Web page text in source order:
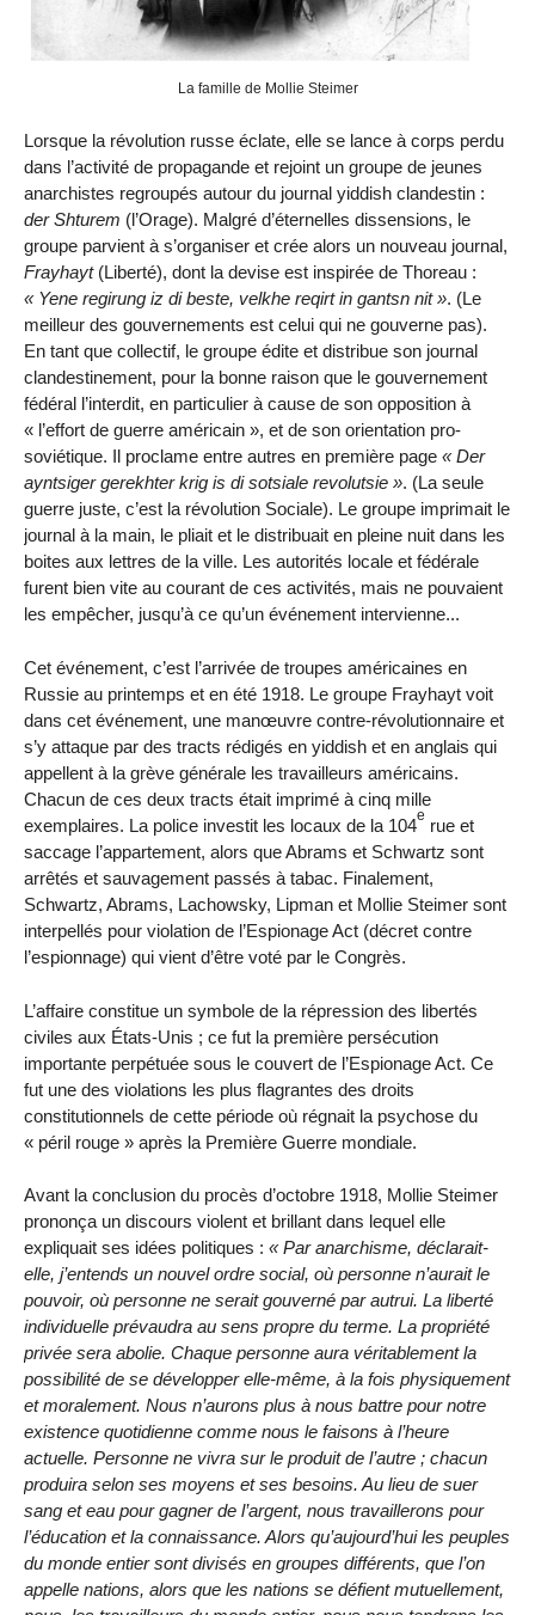
La famille de Mollie Steimer
Lorsque la révolution russe éclate, elle se lance à corps perdu
dans l’activité de propagande et rejoint un groupe de jeunes
anarchistes regroupés autour du journal yiddish clandestin :
der Shturem (l’Orage). Malgré d’éternelles dissensions, le
groupe parvient à s’organiser et crée alors un nouveau journal,
Frayhayt (Liberté), dont la devise est inspirée de Thoreau :
Yene regirung iz di beste, velkhe reqirt in gantsn nit
. (Le
meilleur des gouvernements est celui qui ne gouverne pas).
En tant que collectif, le groupe édite et distribue son journal
clandestinement, pour la bonne raison que le gouvernement
fédéral l’interdit, en particulier à cause de son opposition à
« l’effort de guerre américain », et de son orientation pro-
soviétique. Il proclame entre autres en première page
Der
ayntsiger gerekhter krig is di sotsiale revolutsie
. (La seule
guerre juste, c’est la révolution Sociale). Le groupe imprimait le
journal à la main, le pliait et le distribuait en pleine nuit dans les
boites aux lettres de la ville. Les autorités locale et fédérale
furent bien vite au courant de ces activités, mais ne pouvaient
les empêcher, jusqu’à ce qu’un événement intervienne...
Cet événement, c’est l’arrivée de troupes américaines en
Russie au printemps et en été 1918. Le groupe Frayhayt voit
dans cet événement, une manœuvre contre-révolutionnaire et
s’y attaque par des tracts rédigés en yiddish et en anglais qui
appellent à la grève générale les travailleurs américains.
Chacun de ces deux tracts était imprimé à cinq mille
exemplaires. La police investit les locaux de la 104e rue et
saccage l’appartement, alors que Abrams et Schwartz sont
arrêtés et sauvagement passés à tabac. Finalement,
Schwartz, Abrams, Lachowsky, Lipman et Mollie Steimer sont
interpellés pour violation de l’Espionage Act (décret contre
l’espionnage) qui vient d’être voté par le Congrès.
L’affaire constitue un symbole de la répression des libertés
civiles aux États-Unis ; ce fut la première persécution
importante perpétuée sous le couvert de l’Espionage Act. Ce
fut une des violations les plus flagrantes des droits
constitutionnels de cette période où régnait la psychose du
« péril rouge » après la Première Guerre mondiale.
Avant la conclusion du procès d’octobre 1918, Mollie Steimer
prononça un discours violent et brillant dans lequel elle
expliquait ses idées politiques :
Par anarchisme, déclarait-
elle, j’entends un nouvel ordre social, où personne n’aurait le
pouvoir, où personne ne serait gouverné par autrui. La liberté
individuelle prévaudra au sens propre du terme. La propriété
privée sera abolie. Chaque personne aura véritablement la
possibilité de se développer elle-même, à la fois physiquement
et moralement. Nous n’aurons plus à nous battre pour notre
existence quotidienne comme nous le faisons à l’heure
actuelle. Personne ne vivra sur le produit de l’autre ; chacun
produira selon ses moyens et ses besoins. Au lieu de suer
sang et eau pour gagner de l’argent, nous travaillerons pour
l’éducation et la connaissance. Alors qu’aujourd’hui les peuples
du monde entier sont divisés en groupes différents, que l’on
appelle nations, alors que les nations se défient mutuellement,